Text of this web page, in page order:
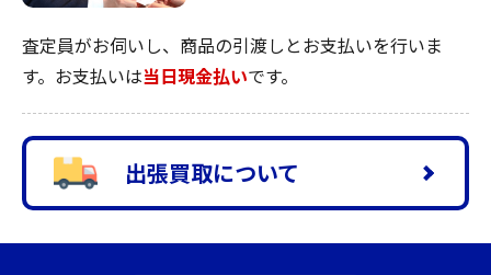
査定員がお伺いし、商品の引渡しとお支払いを行いま
す。お支払いは当日現金払いです。
出張買取について